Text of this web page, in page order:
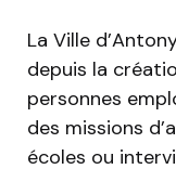
La Ville
depuis la
personnes
des missions
écoles ou